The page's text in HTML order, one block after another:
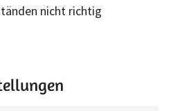
nicht richtig